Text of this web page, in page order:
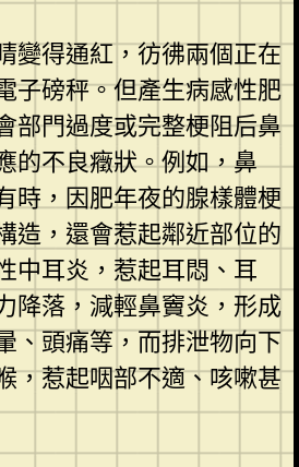
變得通紅，彷彿兩個正在
子磅秤。但產生病感性肥
部門過度或完整梗阻后鼻
的不良癥狀。例如，鼻
時，因肥年夜的腺樣體梗
造，還會惹起鄰近部位的
中耳炎，惹起耳悶、耳
降落，減輕鼻竇炎，形成
、頭痛等，而排泄物向下
，惹起咽部不適、咳嗽甚